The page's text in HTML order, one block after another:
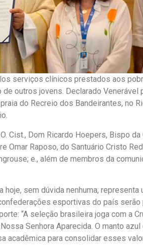
serviços clínicos prestados aos
outros jovens. Declarado Venerável
do Recreio dos Bandeirantes, no
Cist., Dom Ricardo Hoepers, Bispo
Omar Raposo, do Santuário Cristo
e., além de membros da
hoje, sem dúvida nenhuma,
esportivas do país
“A seleção brasileira joga com a
Senhora Aparecida. O manto
acadêmica para consolidar esses